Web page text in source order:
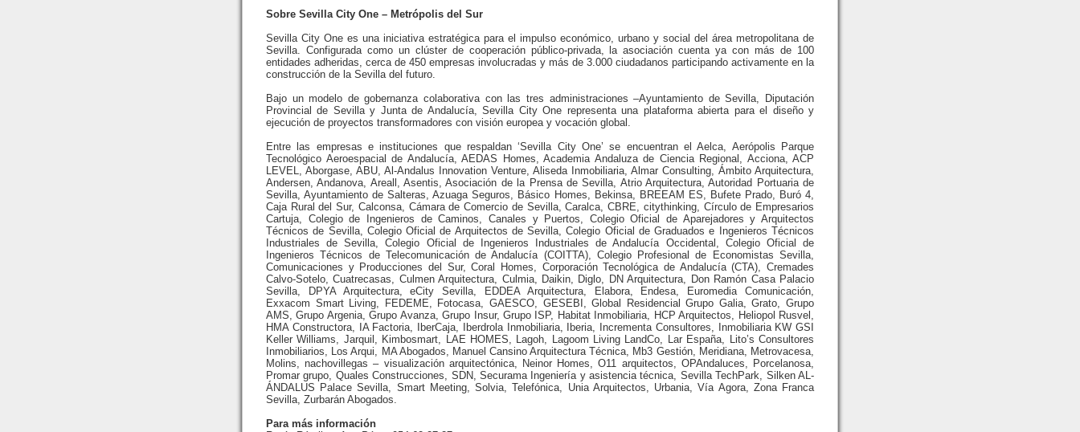
Sobre Sevilla City One – Metrópolis del Sur
Sevilla City One es una iniciativa estratégica para el impulso económico, urbano y social del área metropolitana de
Sevilla. Configurada como un clúster de cooperación público-privada, la asociación cuenta ya con más de 100
entidades adheridas, cerca de 450 empresas involucradas y más de 3.000 ciudadanos participando activamente en la
construcción de la Sevilla del futuro.
Bajo un modelo de gobernanza colaborativa con las tres administraciones –Ayuntamiento de Sevilla, Diputación
Provincial de Sevilla y Junta de Andalucía, Sevilla City One representa una plataforma abierta para el diseño y
ejecución de proyectos transformadores con visión europea y vocación global.
Entre las empresas e instituciones que respaldan ‘Sevilla City One’ se encuentran el Aelca, Aerópolis Parque
Tecnológico Aeroespacial de Andalucía, AEDAS Homes, Academia Andaluza de Ciencia Regional, Acciona, ACP
LEVEL, Aborgase, ABU, Al-Andalus Innovation Venture, Aliseda Inmobiliaria, Almar Consulting, Ámbito Arquitectura,
Andersen, Andanova, Areall, Asentis, Asociación de la Prensa de Sevilla, Atrio Arquitectura, Autoridad Portuaria de
Sevilla, Ayuntamiento de Salteras, Azuaga Seguros, Básico Homes, Bekinsa, BREEAM ES, Bufete Prado, Buró 4,
Caja Rural del Sur, Calconsa, Cámara de Comercio de Sevilla, Caralca, CBRE, citythinking, Círculo de Empresarios
Cartuja, Colegio de Ingenieros de Caminos, Canales y Puertos, Colegio Oficial de Aparejadores y Arquitectos
Técnicos de Sevilla, Colegio Oficial de Arquitectos de Sevilla, Colegio Oficial de Graduados e Ingenieros Técnicos
Industriales de Sevilla, Colegio Oficial de Ingenieros Industriales de Andalucía Occidental, Colegio Oficial de
Ingenieros Técnicos de Telecomunicación de Andalucía (COITTA), Colegio Profesional de Economistas Sevilla,
Comunicaciones y Producciones del Sur, Coral Homes, Corporación Tecnológica de Andalucía (CTA), Cremades
Calvo-Sotelo, Cuatrecasas, Culmen Arquitectura, Culmia, Daikin, Diglo, DN Arquitectura, Don Ramón Casa Palacio
Sevilla, DPYA Arquitectura, eCity Sevilla, EDDEA Arquitectura, Elabora, Endesa, Euromedia Comunicación,
Exxacom Smart Living, FEDEME, Fotocasa, GAESCO, GESEBI, Global Residencial Grupo Galia, Grato, Grupo
AMS, Grupo Argenia, Grupo Avanza, Grupo Insur, Grupo ISP, Habitat Inmobiliaria, HCP Arquitectos, Heliopol Rusvel,
HMA Constructora, IA Factoria, IberCaja, Iberdrola Inmobiliaria, Iberia, Incrementa Consultores, Inmobiliaria KW GSI
Keller Williams, Jarquil, Kimbosmart, LAE HOMES, Lagoh, Lagoom Living LandCo, Lar España, Lito’s Consultores
Inmobiliarios, Los Arqui, MA Abogados, Manuel Cansino Arquitectura Técnica, Mb3 Gestión, Meridiana, Metrovacesa,
Molins, nachovillegas – visualización arquitectónica, Neinor Homes, O11 arquitectos, OPAndaluces, Porcelanosa,
Promar grupo, Quales Construcciones, SDN, Securama Ingeniería y asistencia técnica, Sevilla TechPark, Silken AL-
ÁNDALUS Palace Sevilla, Smart Meeting, Solvia, Telefónica, Unia Arquitectos, Urbania, Vía Agora, Zona Franca
Sevilla, Zurbarán Abogados.
Para más información